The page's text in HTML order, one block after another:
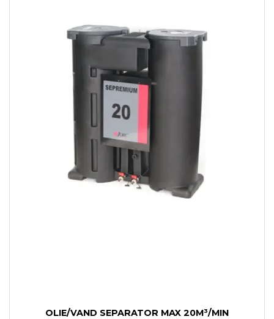
OLIE/VAND SEPARATOR MAX 20M³/MIN